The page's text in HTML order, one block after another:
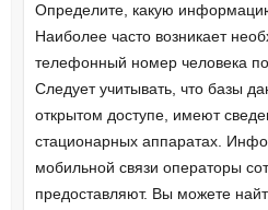
Определите, какую
Наиболее часто возникает
телефонный номер человека
Следует учитывать, что базы
открытом доступе, имеют
стационарных аппаратах.
мобильной связи операторы
предоставляют. Вы можете